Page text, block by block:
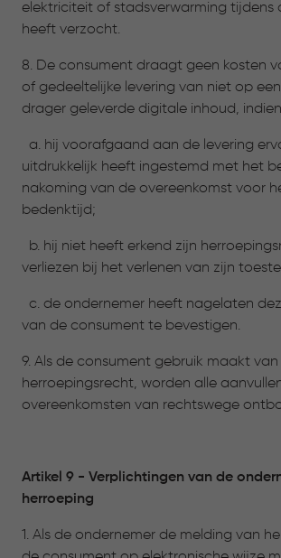
elektriciteit of stadsverwarming tijdens
heeft verzocht.
8. De consument draagt geen kosten
of gedeeltelijke levering van niet op
drager geleverde digitale inhoud,
a. hij voorafgaand aan de levering
uitdrukkelijk heeft ingestemd met het
nakoming van de overeenkomst voor
bedenktijd;
b. hij niet heeft erkend zijn
verliezen bij het verlenen van zijn
c. de ondernemer heeft nagelaten
van de consument te bevestigen.
9. Als de consument gebruik maakt van
herroepingsrecht, worden alle
overeenkomsten van rechtswege
Artikel 9 - Verplichtingen van de
herroeping
1. Als de ondernemer de melding van